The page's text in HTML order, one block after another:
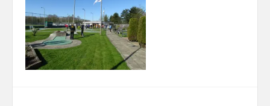
comment